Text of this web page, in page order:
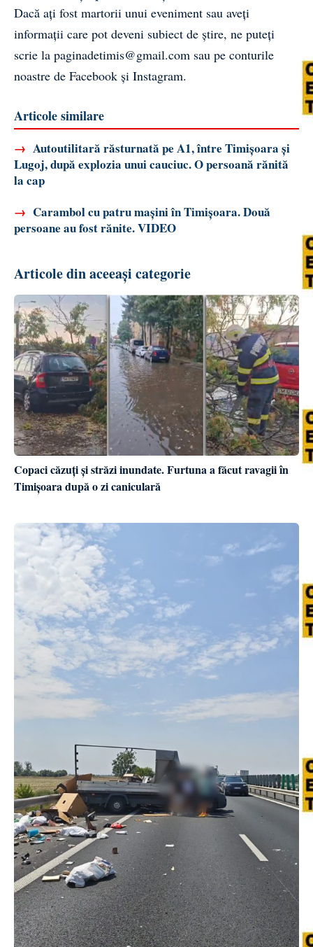
Dacă ați fost martorii unui eveniment sau aveți
informații care pot deveni subiect de știre, ne puteți
scrie la paginadetimis@gmail.com sau pe conturile
noastre de Facebook și Instagram.
Articole similare
→ Autoutilitară răsturnată pe A1, între Timișoara și
Lugoj, după explozia unui cauciuc. O persoană rănită
la cap
→ Carambol cu patru mașini în Timișoara. Două
persoane au fost rănite. VIDEO
Articole din aceeași categorie
Copaci căzuți și străzi inundate. Furtuna a făcut ravagii în
Timișoara după o zi caniculară